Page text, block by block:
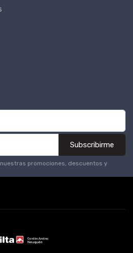
Subscribirme
promociones, descuentos y